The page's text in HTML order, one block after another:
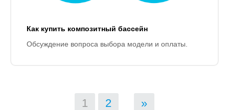
Как купить композитный бассейн
Обсуждение вопроса выбора модели и оплаты.
1 2 »